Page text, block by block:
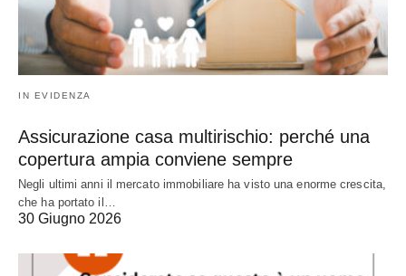
IN EVIDENZA
Assicurazione casa multirischio: perché una
copertura ampia conviene sempre
Negli ultimi anni il mercato immobiliare ha visto una enorme crescita,
che ha portato il…
30 Giugno 2026